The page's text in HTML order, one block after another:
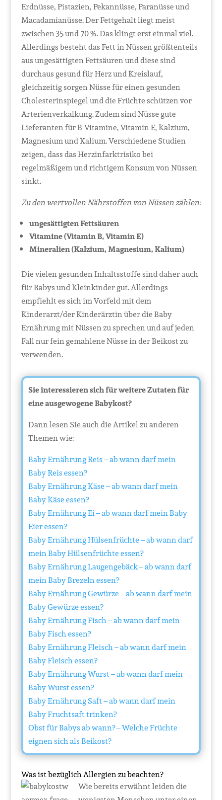
Erdnüsse, Pistazien, Pekannüsse, Paranüsse und
Macadamianüsse. Der Fettgehalt liegt meist
zwischen 35 und 70 %. Das klingt erst einmal viel.
Allerdings besteht das Fett in Nüssen größtenteils
aus ungesättigten Fettsäuren und diese sind
durchaus gesund für Herz und Kreislauf,
gleichzeitig sorgen Nüsse für einen gesunden
Cholesterinspiegel und die Früchte schützen vor
Arterienverkalkung. Zudem sind Nüsse gute
Lieferanten für B-Vitamine, Vitamin E, Kalzium,
Magnesium und Kalium. Verschiedene Studien
zeigen, dass das Herzinfarktrisiko bei
regelmäßigem und richtigem Konsum von Nüssen
sinkt.
Zu den wertvollen Nährstoffen von Nüssen zählen:
ungesättigten Fettsäuren
Vitamine (Vitamin B, Vitamin E)
Mineralien (Kalzium, Magnesium, Kalium)
Die vielen gesunden Inhaltsstoffe sind daher auch
für Babys und Kleinkinder gut. Allerdings
empfiehlt es sich im Vorfeld mit dem
Kinderarzt/der Kinderärztin über die Baby
Ernährung mit Nüssen zu sprechen und auf jeden
Fall nur fein gemahlene Nüsse in der Beikost zu
verwenden.
Sie interessieren sich für weitere Zutaten für
eine ausgewogene Babykost?
Dann lesen Sie auch die Artikel zu anderen
Themen wie:
Baby Ernährung Reis – ab wann darf mein
Baby Reis essen?
Baby Ernährung Käse – ab wann darf mein
Baby Käse essen?
Baby Ernährung Ei – ab wann darf mein Baby
Eier essen?
Baby Ernährung Hülsenfrüchte – ab wann darf
mein Baby Hülsenfrüchte essen?
Baby Ernährung Laugengebäck – ab wann darf
mein Baby Brezeln essen?
Baby Ernährung Gewürze – ab wann darf mein
Baby Gewürze essen?
Baby Ernährung Fisch – ab wann darf mein
Baby Fisch essen?
Baby Ernährung Fleisch – ab wann darf mein
Baby Fleisch essen?
Baby Ernährung Wurst – ab wann darf mein
Baby Wurst essen?
Baby Ernährung Saft – ab wann darf mein
Baby Fruchtsaft trinken?
Obst für Babys ab wann? – Welche Früchte
eignen sich als Beikost?
Was ist bezüglich Allergien zu beachten?
Wie bereits erwähnt leiden die